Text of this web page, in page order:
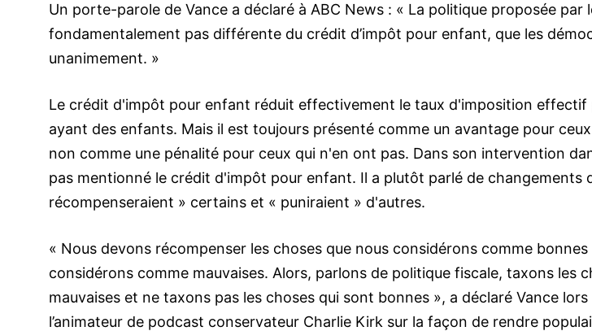
Un porte-parole de Vance a déclaré à ABC News : « La politique proposée par
fondamentalement pas différente du crédit d’impôt pour enfant, que les
unanimement. »
Le crédit d'impôt pour enfant réduit effectivement le taux d'imposition effectif
ayant des enfants. Mais il est toujours présenté comme un avantage pour
non comme une pénalité pour ceux qui n'en ont pas. Dans son intervention
pas mentionné le crédit d'impôt pour enfant. Il a plutôt parlé de changements
récompenseraient » certains et « puniraient » d'autres.
« Nous devons récompenser les choses que nous considérons comme
considérons comme mauvaises. Alors, parlons de politique fiscale, taxons les
mauvaises et ne taxons pas les choses qui sont bonnes », a déclaré Vance lors
l’animateur de podcast conservateur Charlie Kirk sur la façon de rendre